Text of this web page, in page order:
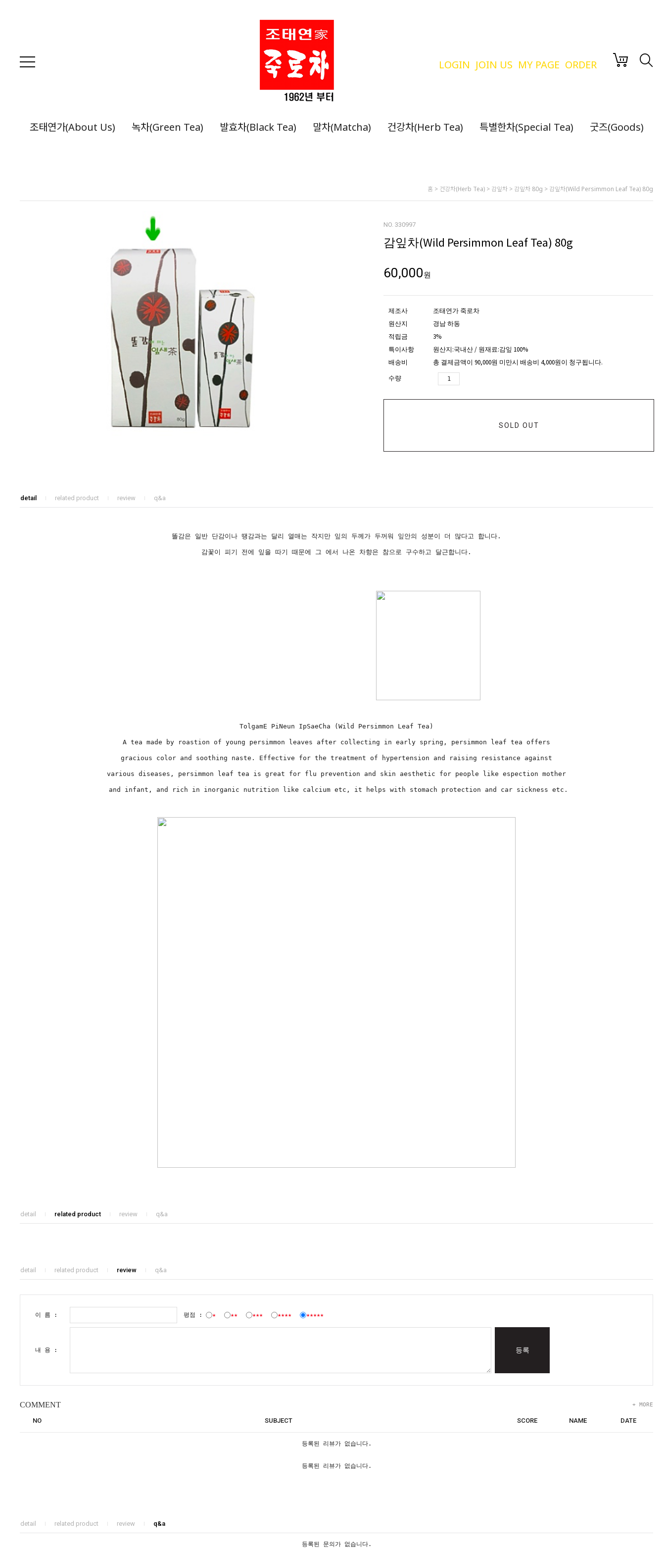
LOGIN JOIN US MY PAGE ORDER
조태연가(About Us) 녹차(Green Tea) 발효차(Black Tea) 말차(Matcha) 건강차(Herb Tea) 특별한차(Special Tea) 굿즈(Goods)
홈 > 건강차(Herb Tea) > 감잎차 > 감잎차 80g > 감잎차(Wild Persimmon Leaf Tea) 80g
NO. 330997
감잎차(Wild Persimmon Leaf Tea) 80g
60,000원
제조사
조태연가 죽로차
원산지
경남 하동
적립금
3%
특이사항
원산지:국내산 / 원재료:감잎 100%
배송비
총 결제금액이 90,000원 미만시 배송비 4,000원이 청구됩니다.
수량
SOLD OUT
detail related product review q&a
똘감은 일반 단감이나 땡감과는 달리 열매는 작지만 잎의 두께가 두꺼워 잎안의 성분이 더 많다고 합니다.
감꽃이 피기 전에 잎을 따기 때문에 그 에서 나온 차향은 참으로 구수하고 달근합니다.
TolgamE PiNeun IpSaeCha (Wild Persimmon Leaf Tea)
A tea made by roastion of young persimmon leaves after collecting in early spring, persimmon leaf tea offers
gracious color and soothing naste. Effective for the treatment of hypertension and raising resistance against
various diseases, persimmon leaf tea is great for flu prevention and skin aesthetic for people like espection mother
and infant, and rich in inorganic nutrition like calcium etc, it helps with stomach protection and car sickness etc.
detail related product review q&a
detail related product review q&a
이 름 : 평점 : ★ ★★ ★★★ ★★★★ ★★★★★
내 용 : 등록
COMMENT + MORE
NO SUBJECT SCORE NAME DATE
등록된 리뷰가 없습니다.
등록된 리뷰가 없습니다.
detail related product review q&a
등록된 문의가 없습니다.